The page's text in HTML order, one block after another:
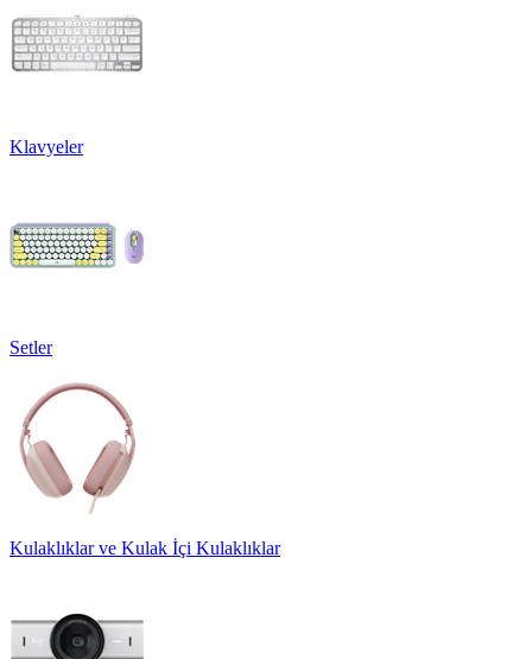
Klavyeler
Setler
Kulaklıklar ve Kulak İçi Kulaklıklar